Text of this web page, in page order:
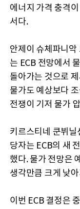
에너지 가격 충격
서다.
안제이 슈체파니악
는 ECB 전망에서
돌아가는 것으로
물가도 예상보다
전쟁이 기저 물가
키르스티네 쿤뷔닐
당자는 ECB의 새
했다. 물가 전망은
생각만큼 크게 낮
이번 ECB 결정은